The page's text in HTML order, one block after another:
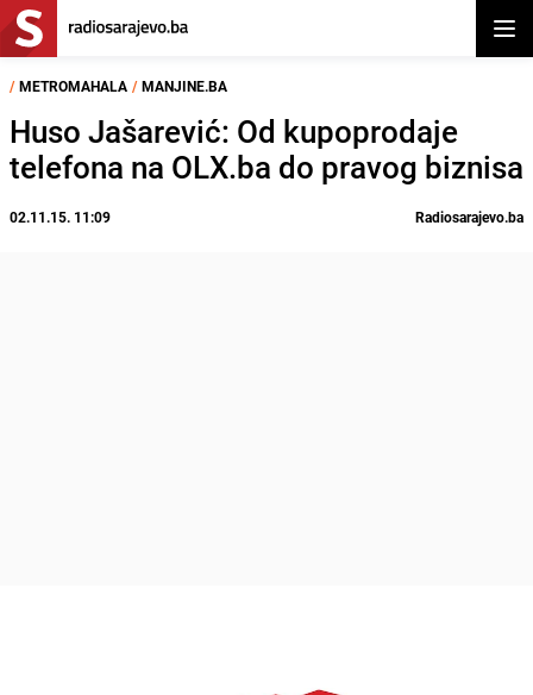
/ METROMAHALA / MANJINE.BA
Huso Jašarević: Od kupoprodaje
telefona na OLX.ba do pravog biznisa
02.11.15. 11:09 Radiosarajevo.ba